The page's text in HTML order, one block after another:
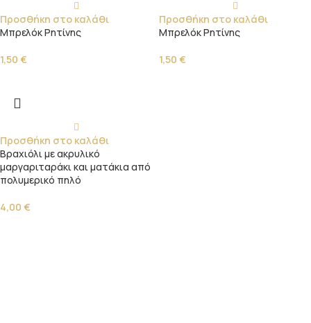
Προσθήκη στο καλάθι
Μπρελόκ Ρητίνης
1,50 €
Προσθήκη στο καλάθι
Μπρελόκ Ρητίνης
1,50 €
Προσθήκη στο καλάθι
Βραχιόλι με ακρυλικό
μαργαριταράκι και ματάκια από
πολυμερικό πηλό
4,00 €